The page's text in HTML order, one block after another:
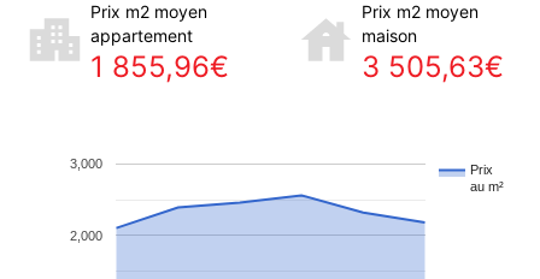
Prix m2 moyen
appartement
1 855,96€
Prix m2 moyen
maison
3 505,63€
Prix
au m²
2,000
3,000